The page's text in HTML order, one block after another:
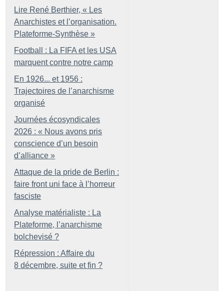
Lire René Berthier, « Les
Anarchistes et l’organisation.
Plateforme-Synthèse »
Football : La FIFA et les USA
marquent contre notre camp
En 1926... et 1956 :
Trajectoires de l’anarchisme
organisé
Journées écosyndicales
2026 : « Nous avons pris
conscience d’un besoin
d’alliance »
Attaque de la pride de Berlin :
faire front uni face à l’horreur
fasciste
Analyse matérialiste : La
Plateforme, l’anarchisme
bolchevisé ?
Répression : Affaire du
8 décembre, suite et fin ?